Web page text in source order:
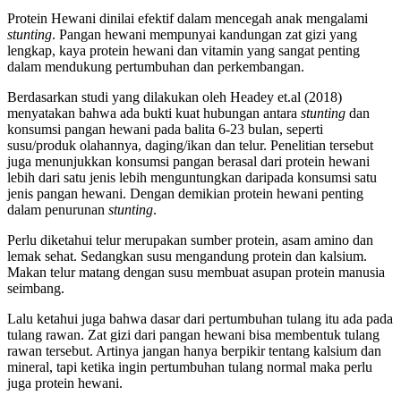
Protein Hewani dinilai efektif dalam mencegah anak mengalami
stunting. Pangan hewani mempunyai kandungan zat gizi yang
lengkap, kaya protein hewani dan vitamin yang sangat penting
dalam mendukung pertumbuhan dan perkembangan.
Berdasarkan studi yang dilakukan oleh Headey et.al (2018)
menyatakan bahwa ada bukti kuat hubungan antara stunting dan
konsumsi pangan hewani pada balita 6-23 bulan, seperti
susu/produk olahannya, daging/ikan dan telur. Penelitian tersebut
juga menunjukkan konsumsi pangan berasal dari protein hewani
lebih dari satu jenis lebih menguntungkan daripada konsumsi satu
jenis pangan hewani. Dengan demikian protein hewani penting
dalam penurunan stunting.
Perlu diketahui telur merupakan sumber protein, asam amino dan
lemak sehat. Sedangkan susu mengandung protein dan kalsium.
Makan telur matang dengan susu membuat asupan protein manusia
seimbang.
Lalu ketahui juga bahwa dasar dari pertumbuhan tulang itu ada pada
tulang rawan. Zat gizi dari pangan hewani bisa membentuk tulang
rawan tersebut. Artinya jangan hanya berpikir tentang kalsium dan
mineral, tapi ketika ingin pertumbuhan tulang normal maka perlu
juga protein hewani.